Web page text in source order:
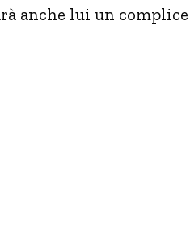
anche lui un